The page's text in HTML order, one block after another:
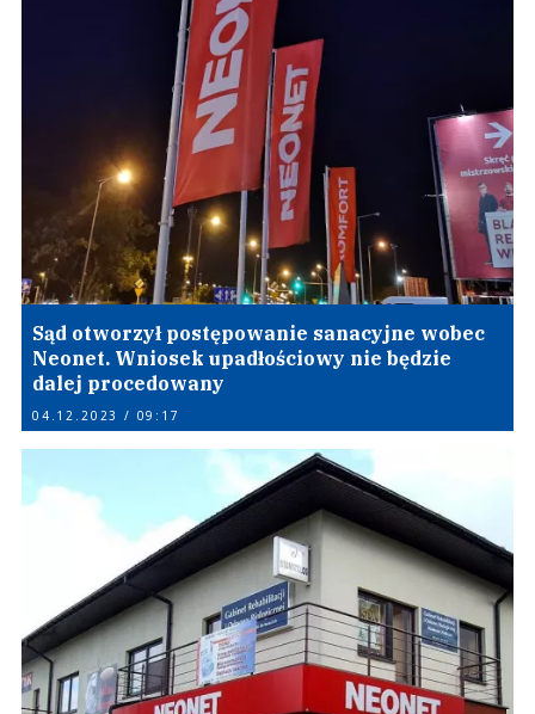
Sąd otworzył postępowanie sanacyjne wobec
Neonet. Wniosek upadłościowy nie będzie
dalej procedowany
04.12.2023 / 09:17